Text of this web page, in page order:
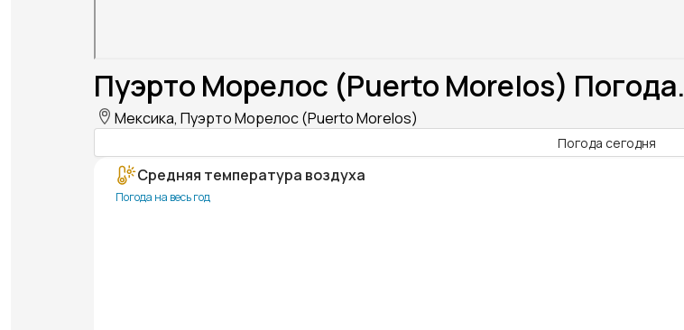
Пуэрто Морелос (Puerto Morelos) Погода.
Мексика, Пуэрто Морелос (Puerto Morelos)
Погода сегодня
Средняя температура воздуха
Погода на весь год